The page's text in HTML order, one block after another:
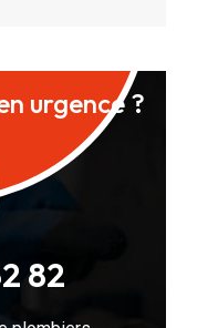
urgence ?
82